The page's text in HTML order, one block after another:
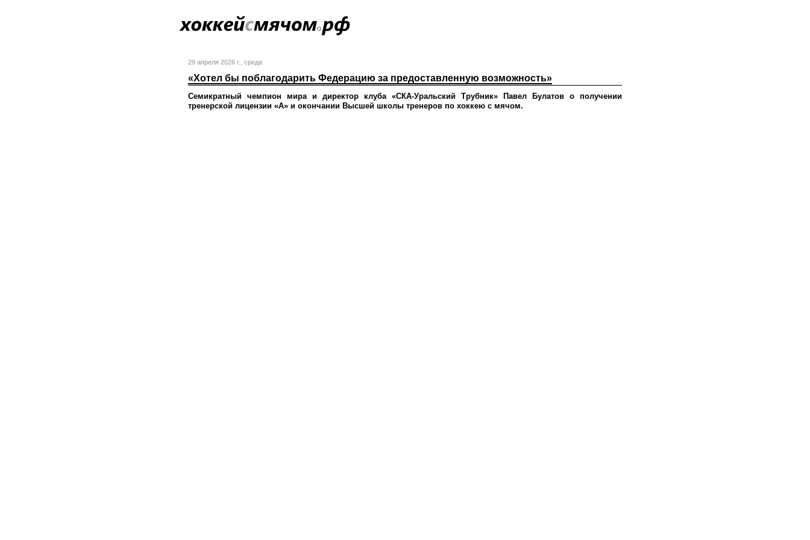
29 апреля 2026 г. , среда
«Хотел бы поблагодарить Федерацию за предоставленную возможность»
Семикратный чемпион мира и директор клуба «СКА-Уральский Трубник» Павел Булатов о получении
тренерской лицензии «А» и окончании Высшей школы тренеров по хоккею с мячом.